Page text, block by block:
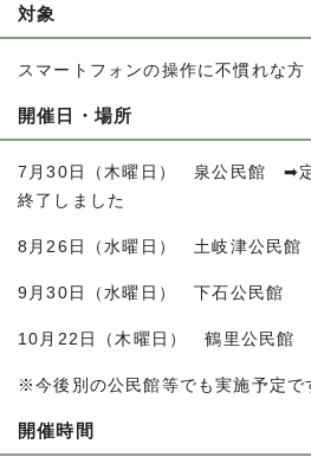
対象
スマートフォンの操作に不慣れな方
開催日・場所
7月30日（木曜日） 泉公民館 ➡定
終了しました
8月26日（水曜日） 土岐津公民館
9月30日（水曜日） 下石公民館
10月22日（木曜日） 鶴里公民館
※今後別の公民館等でも実施予定で
開催時間